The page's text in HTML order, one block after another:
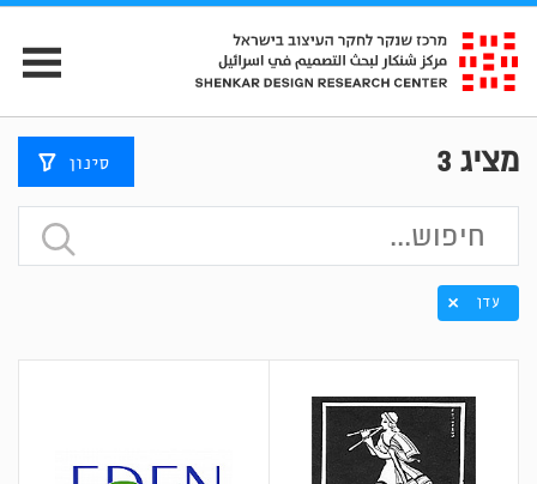
מציג 3 סינון
עדן